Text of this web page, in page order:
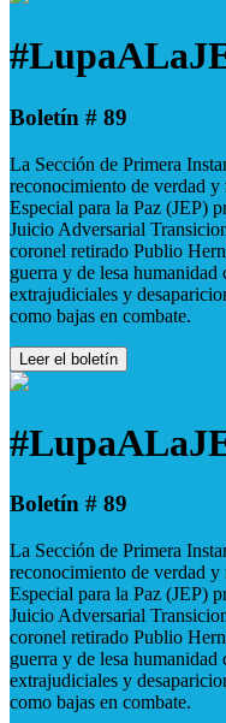
Boletín # 89
La Sección de Primera
reconocimiento de verdad
Especial para la Paz (JEP)
Juicio Adversarial
coronel retirado Publio
guerra y de lesa
extrajudiciales y
como bajas en combate.
Leer el boletín
Boletín # 89
La Sección de Primera
reconocimiento de verdad
Especial para la Paz (JEP)
Juicio Adversarial
coronel retirado Publio
guerra y de lesa
extrajudiciales y
como bajas en combate.